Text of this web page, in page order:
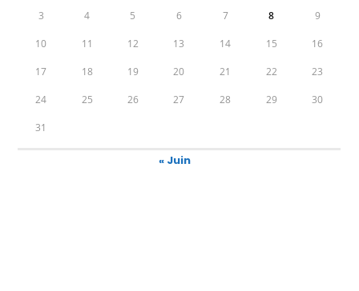
3 4 5 6 7 8 9
10 11 12 13 14 15 16
17 18 19 20 21 22 23
24 25 26 27 28 29 30
31
« Juin